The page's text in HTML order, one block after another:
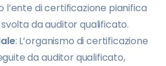
l’ente di certificazione pianifica
da auditor qualificato.
: L’organismo di certificazione
da auditor qualificato,